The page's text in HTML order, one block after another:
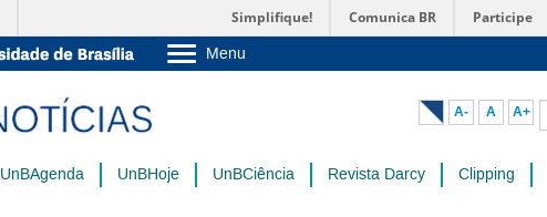
Simplifique! Comunica BR Participe
Menu
Pós-Graduação
Administração
A- A A+
UnBAgenda UnBHoje UnBCiência Revista Darcy Clipping